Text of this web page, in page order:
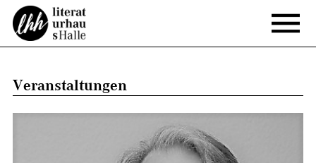
Veranstaltungen